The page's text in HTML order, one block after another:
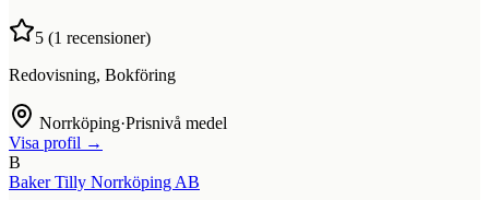
5 (1 recensioner)
Redovisning, Bokföring
Norrköping·Prisnivå medel
Visa profil →
B
Baker Tilly Norrköping AB